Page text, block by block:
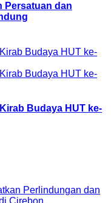
Persatuan dan
Budaya HUT ke-